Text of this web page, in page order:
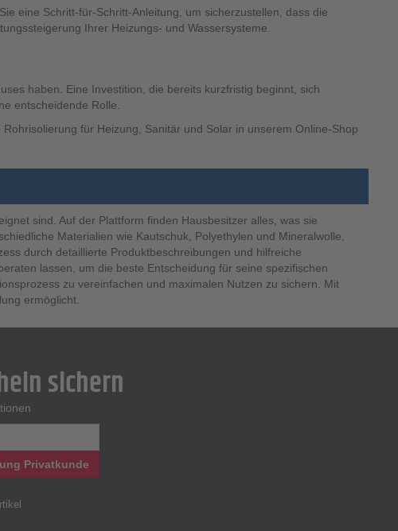
eine Schritt-für-Schritt-Anleitung, um sicherzustellen, dass die
Ihrer Heizungs- und Wassersysteme.
haben. Eine Investition, die bereits kurzfristig beginnt, sich
entscheidende Rolle.
für Heizung, Sanitär und Solar in unserem Online-Shop
sind. Auf der Plattform finden Hausbesitzer alles, was sie
Materialien wie Kautschuk, Polyethylen und Mineralwolle,
durch detaillierte Produktbeschreibungen und hilfreiche
lassen, um die beste Entscheidung für seine spezifischen
zu vereinfachen und maximalen Nutzen zu sichern. Mit
ermöglicht.
sichern
Privatkunde